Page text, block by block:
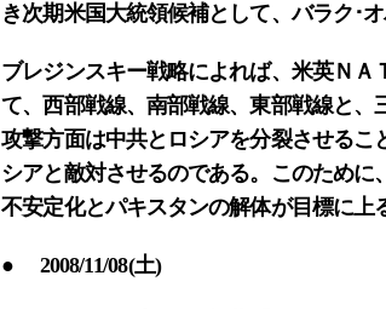
き次期米国大統領候補として、バラク･
ブレジンスキー戦略によれば、米英Ｎ
て、西部戦線、南部戦線、東部戦線と
攻撃方面は中共とロシアを分裂させる
シアと敵対させるのである。このため
不安定化とパキスタンの解体が目標に上
● 2008/11/08(土)